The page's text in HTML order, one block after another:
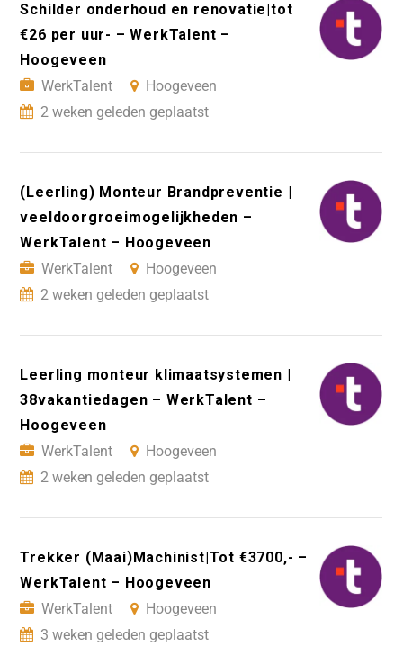
Schilder onderhoud en renovatie|tot
€26 per uur- – WerkTalent –
Hoogeveen
WerkTalent
Hoogeveen
2 weken geleden geplaatst
(Leerling) Monteur Brandpreventie |
veeldoorgroeimogelijkheden –
WerkTalent – Hoogeveen
WerkTalent
Hoogeveen
2 weken geleden geplaatst
Leerling monteur klimaatsystemen |
38vakantiedagen – WerkTalent –
Hoogeveen
WerkTalent
Hoogeveen
2 weken geleden geplaatst
Trekker (Maai)Machinist|Tot €3700,- –
WerkTalent – Hoogeveen
WerkTalent
Hoogeveen
3 weken geleden geplaatst